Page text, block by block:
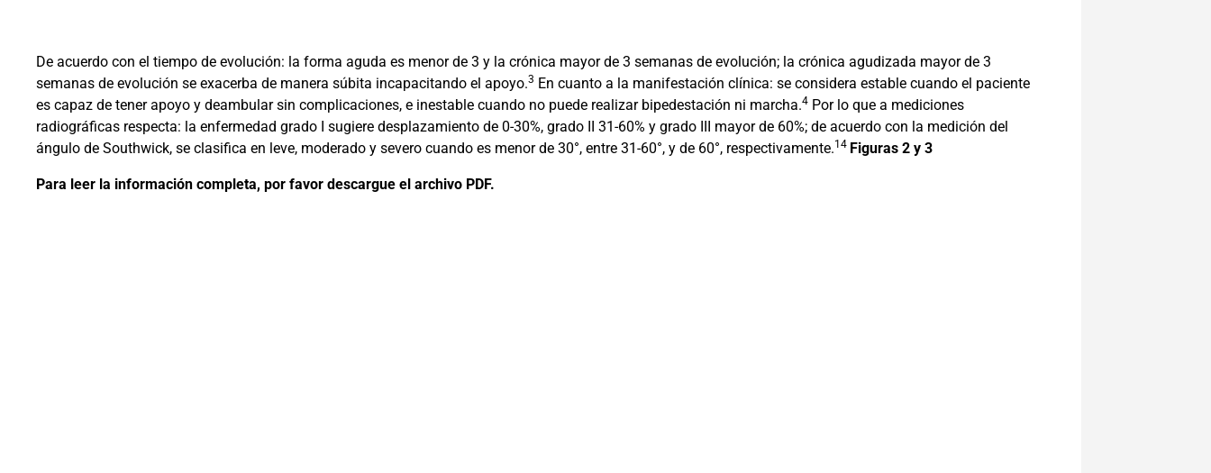
De acuerdo con el tiempo de evolución: la forma aguda es menor de 3 y la crónica mayor de 3 semanas de evolución; la crónica agudizada mayor de 3
semanas de evolución se exacerba de manera súbita incapacitando el apoyo.3 En cuanto a la manifestación clínica: se considera estable cuando el paciente
es capaz de tener apoyo y deambular sin complicaciones, e inestable cuando no puede realizar bipedestación ni marcha.4 Por lo que a mediciones
radiográficas respecta: la enfermedad grado I sugiere desplazamiento de 0-30%, grado II 31-60% y grado III mayor de 60%; de acuerdo con la medición del
ángulo de Southwick, se clasifica en leve, moderado y severo cuando es menor de 30°, entre 31-60°, y de 60°, respectivamente.14 Figuras 2 y 3
Para leer la información completa, por favor descargue el archivo PDF.